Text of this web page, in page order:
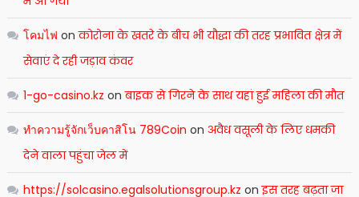
โคมไฟ onकोरोना के खतरे के बीच भी यौद्धा की तरह प्रभावित क्षेत्र में
सेवाएं दे रही जड़ाव कंवर
1-go-casino.kz onबाइक से गिरने के साथ यहां हुई महिला की मौत
ทำความรู้จักเว็บคาสิโน 789Coin on अवैध वसूली के लिए धमकी
देने वाला पहुंचा जेल में
https://solcasino.egalsolutionsgroup.kz onइस तरह बढ़ता जा